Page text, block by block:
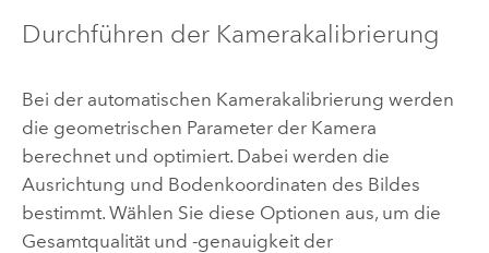
Durchführen der Kamerakalibrierung
Bei der automatischen Kamerakalibrierung werden
die geometrischen Parameter der Kamera
berechnet und optimiert. Dabei werden die
Ausrichtung und Bodenkoordinaten des Bildes
bestimmt. Wählen Sie diese Optionen aus, um die
Gesamtqualität und -genauigkeit der